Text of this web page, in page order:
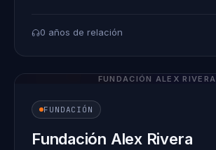
0 años de relación
FUNDACIÓN ALEX RIVERA
FUNDACIÓN
Fundación Alex Rivera